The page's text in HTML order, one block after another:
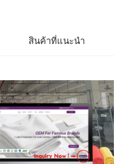
สินค้าที่แนะนำ